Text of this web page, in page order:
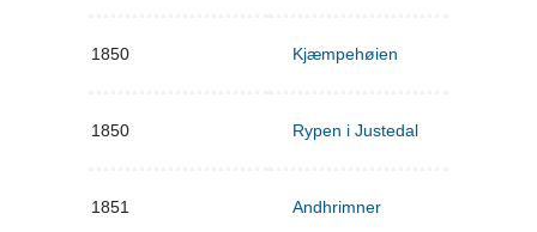
1850 Kjæmpehøien
1850 Rypen i Justedal
1851 Andhrimner